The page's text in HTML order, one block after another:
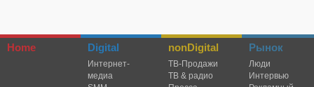
Home Digital
Интернет-
медиа
nonDigital
TВ-Продажи
ТВ & радио
Рынок
Люди
Интервью